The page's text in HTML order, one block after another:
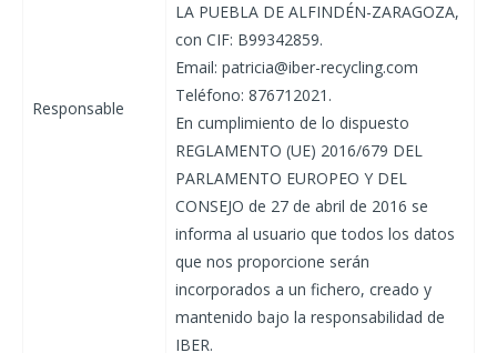
Responsable
LA PUEBLA DE ALFINDÉN-ZARAGOZA,
con CIF: B99342859.
Email: patricia@iber-recycling.com
Teléfono: 876712021.
En cumplimiento de lo dispuesto
REGLAMENTO (UE) 2016/679 DEL
PARLAMENTO EUROPEO Y DEL
CONSEJO de 27 de abril de 2016 se
informa al usuario que todos los datos
que nos proporcione serán
incorporados a un fichero, creado y
mantenido bajo la responsabilidad de
IBER.